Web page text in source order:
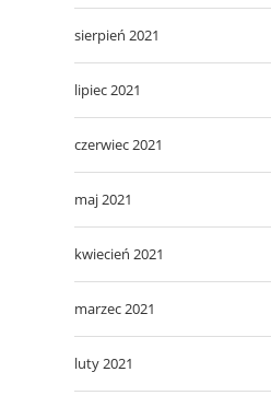
sierpień 2021
lipiec 2021
czerwiec 2021
maj 2021
kwiecień 2021
marzec 2021
luty 2021